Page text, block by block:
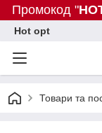
Промокод "
Hot opt
Товари та